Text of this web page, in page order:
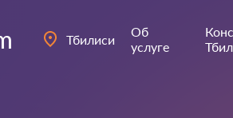
Тбилиси
Об
услуге